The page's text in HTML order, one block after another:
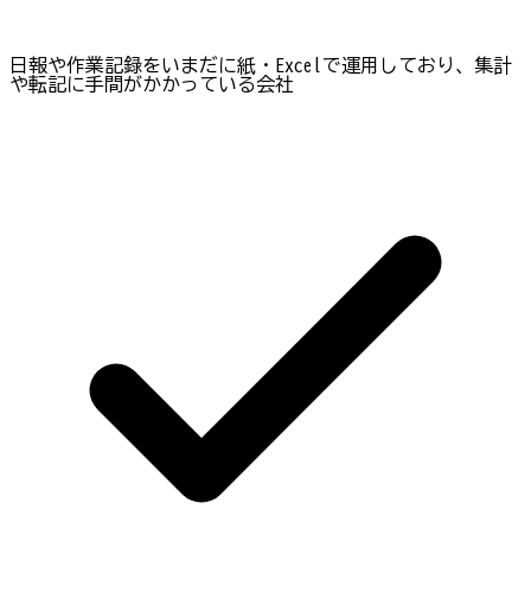
日報や作業記録をいまだに紙・Excelで運用しており、集計
や転記に手間がかかっている会社